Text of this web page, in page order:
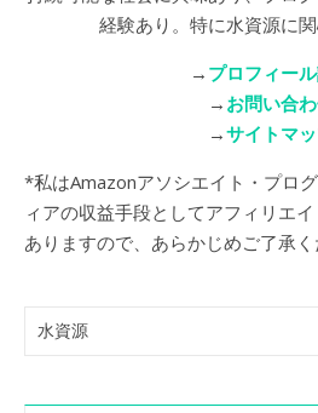
経験あり。特に水資源に関
→ プロフィー
→ お問い合
→サイトマ
*私はAmazonアソシエイト・プロ
ィアの収益手段としてアフィリエ
ありますので、あらかじめご了承く